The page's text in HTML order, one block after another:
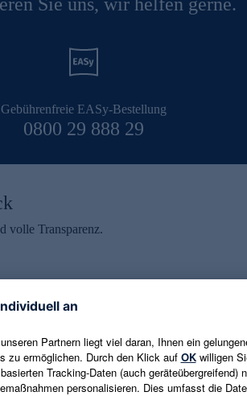
Gebührenfreie EASy-Bestellung
0800 29 888 29
volle Transparenz.
in
E-Mail-Adresse eingeben